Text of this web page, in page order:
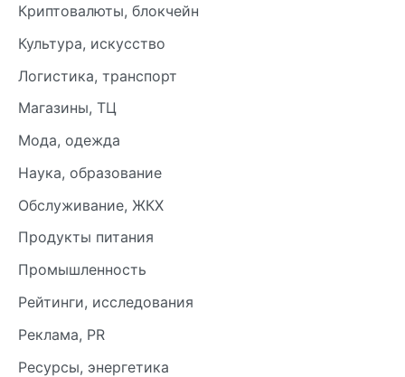
Криптовалюты, блокчейн
Культура, искусство
Логистика, транспорт
Магазины, ТЦ
Мода, одежда
Наука, образование
Обслуживание, ЖКХ
Продукты питания
Промышленность
Рейтинги, исследования
Реклама, PR
Ресурсы, энергетика